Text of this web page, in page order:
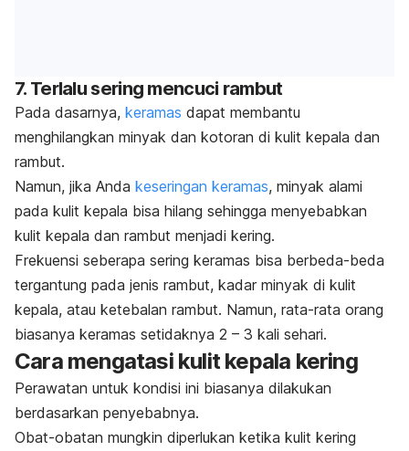
7. Terlalu sering mencuci rambut
Pada dasarnya, keramas dapat membantu
menghilangkan minyak dan kotoran di kulit kepala dan
rambut.
Namun, jika Anda keseringan keramas, minyak alami
pada kulit kepala bisa hilang sehingga menyebabkan
kulit kepala dan rambut menjadi kering.
Frekuensi seberapa sering keramas bisa berbeda-beda
tergantung pada jenis rambut, kadar minyak di kulit
kepala, atau ketebalan rambut. Namun, rata-rata orang
biasanya keramas setidaknya 2 – 3 kali sehari.
Cara mengatasi kulit kepala kering
Perawatan untuk kondisi ini biasanya dilakukan
berdasarkan penyebabnya.
Obat-obatan mungkin diperlukan ketika kulit kering